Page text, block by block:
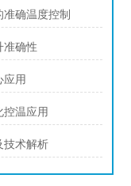
确温度控制
准确性
应用
控温应用
技术解析